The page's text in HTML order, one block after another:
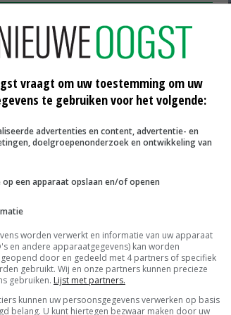
er zestien
28-08-2020
Uien telen wordt uitdagender door
wegval middelen
17-08-2020
Lot gewasbeschermingsmiddelen in
maat 59
€ 12,00 € 0,00
NL Du Be
vraagt om uw toestemming om uw
te gebruiken voor het volgende:
advertenties en content, advertentie- en
doelgroepenonderzoek en ontwikkeling van
een apparaat opslaan en/of openen
worden verwerkt en informatie van uw apparaat
en andere apparaatgegevens) kan worden
door en gedeeld met 4 partners of specifiek
gebruikt. Wij en onze partners kunnen precieze
gebruiken. Lijst met partners.
kunnen uw persoonsgegevens verwerken op basis
belang. U kunt hiertegen bezwaar maken door uw